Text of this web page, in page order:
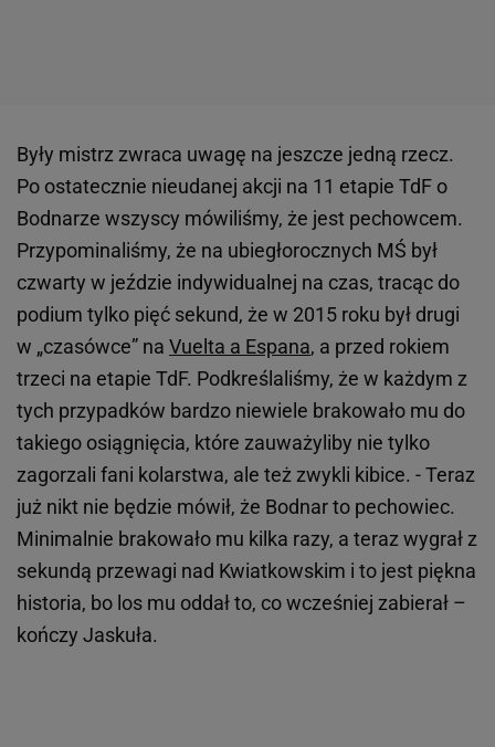
Były mistrz zwraca uwagę na jeszcze jedną rzecz.
Po ostatecznie nieudanej akcji na 11 etapie TdF o
Bodnarze wszyscy mówiliśmy, że jest pechowcem.
Przypominaliśmy, że na ubiegłorocznych MŚ był
czwarty w jeździe indywidualnej na czas, tracąc do
podium tylko pięć sekund, że w 2015 roku był drugi
w „czasówce” na Vuelta a Espana, a przed rokiem
trzeci na etapie TdF. Podkreślaliśmy, że w każdym z
tych przypadków bardzo niewiele brakowało mu do
takiego osiągnięcia, które zauważyliby nie tylko
zagorzali fani kolarstwa, ale też zwykli kibice. - Teraz
już nikt nie będzie mówił, że Bodnar to pechowiec.
Minimalnie brakowało mu kilka razy, a teraz wygrał z
sekundą przewagi nad Kwiatkowskim i to jest piękna
historia, bo los mu oddał to, co wcześniej zabierał –
kończy Jaskuła.